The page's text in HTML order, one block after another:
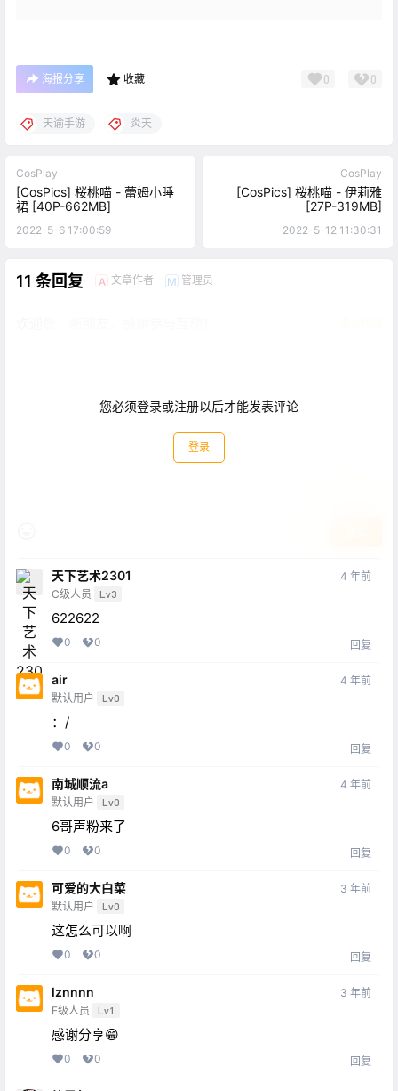
海报分享 收藏 0 0
天谕手游 炎天
CosPlay
[CosPics] 桜桃喵 - 蕾姆小睡
裙 [40P-662MB]
2022-5-6 17:00:59
CosPlay
[CosPics] 桜桃喵 - 伊莉雅
[27P-319MB]
2022-5-12 11:30:31
11 条回复 A 文章作者 M 管理员
您必须登录或注册以后才能发表评论
登录
天下艺术2301
C级人员 Lv3
4 年前
622622
0 0 回复
air
默认用户 Lv0
4 年前
：/
0 0 回复
南城顺流a
默认用户 Lv0
4 年前
6哥声粉来了
0 0 回复
可爱的大白菜
默认用户 Lv0
3 年前
这怎么可以啊
0 0 回复
lznnnn
E级人员 Lv1
3 年前
感谢分享😁
0 0 回复